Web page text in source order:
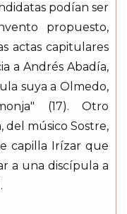
podían ser
propuesto,
actas capitulares
a Andrés Abadía,
suya a Olmedo,
(17). Otro
del músico Sostre,
capilla Irízar que
a una discípula a